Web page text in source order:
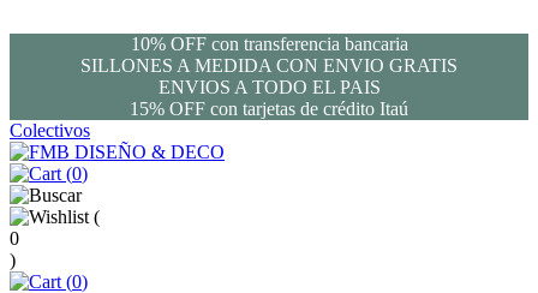
10% OFF con transferencia bancaria
SILLONES A MEDIDA CON ENVIO GRATIS
ENVIOS A TODO EL PAIS
15% OFF con tarjetas de crédito Itaú
Colectivos
(0)
(
0
)
(0)